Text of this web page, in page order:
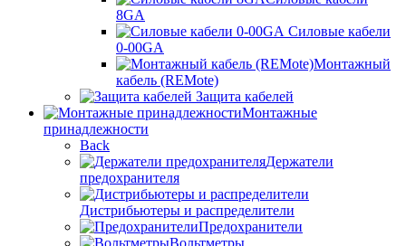
8GA
Силовые кабели
0-00GA
Монтажный
кабель (REMote)
Защита кабелей
Монтажные
принадлежности
Back
Держатели
предохранителя
Дистрибьютеры и распределители
Предохранители
Вольтметры